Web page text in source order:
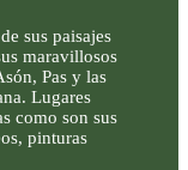
sus paisajes
maravillosos
Pas y las
Lugares
como son sus
pinturas